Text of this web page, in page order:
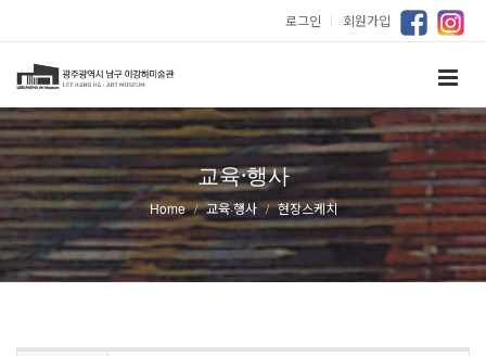
로그인 ｜ 회원가입
교육·행사
Home 교육·행사 현장스케치